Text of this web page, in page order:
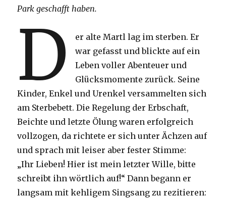
Park geschafft haben.
D
er alte Martl lag im sterben. Er
war gefasst und blickte auf ein
Leben voller Abenteuer und
Glücksmomente zurück. Seine
Kinder, Enkel und Urenkel versammelten sich
am Sterbebett. Die Regelung der Erbschaft,
Beichte und letzte Ölung waren erfolgreich
vollzogen, da richtete er sich unter Ächzen auf
und sprach mit leiser aber fester Stimme:
„Ihr Lieben! Hier ist mein letzter Wille, bitte
schreibt ihn wörtlich auf!“ Dann begann er
langsam mit kehligem Singsang zu rezitieren: